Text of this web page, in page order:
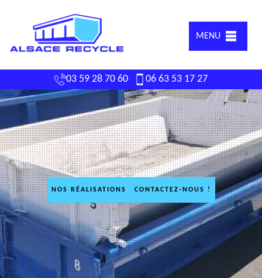
MENU
03 59 28 70 60 06 63 53 17 27
NOS RÉALISATIONS CONTACTEZ-NOUS !